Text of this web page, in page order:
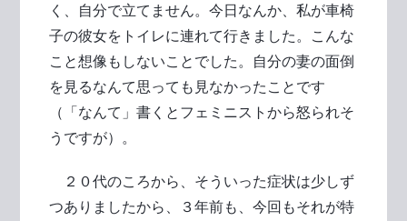
く、自分で立てません。今日なんか、私が車椅
子の彼女をトイレに連れて行きました。こんな
こと想像もしないことでした。自分の妻の面倒
を見るなんて思っても見なかったことです
（「なんて」書くとフェミニストから怒られそ
うですが）。
２０代のころから、そういった症状は少しず
つありましたから、３年前も、今回もそれが特